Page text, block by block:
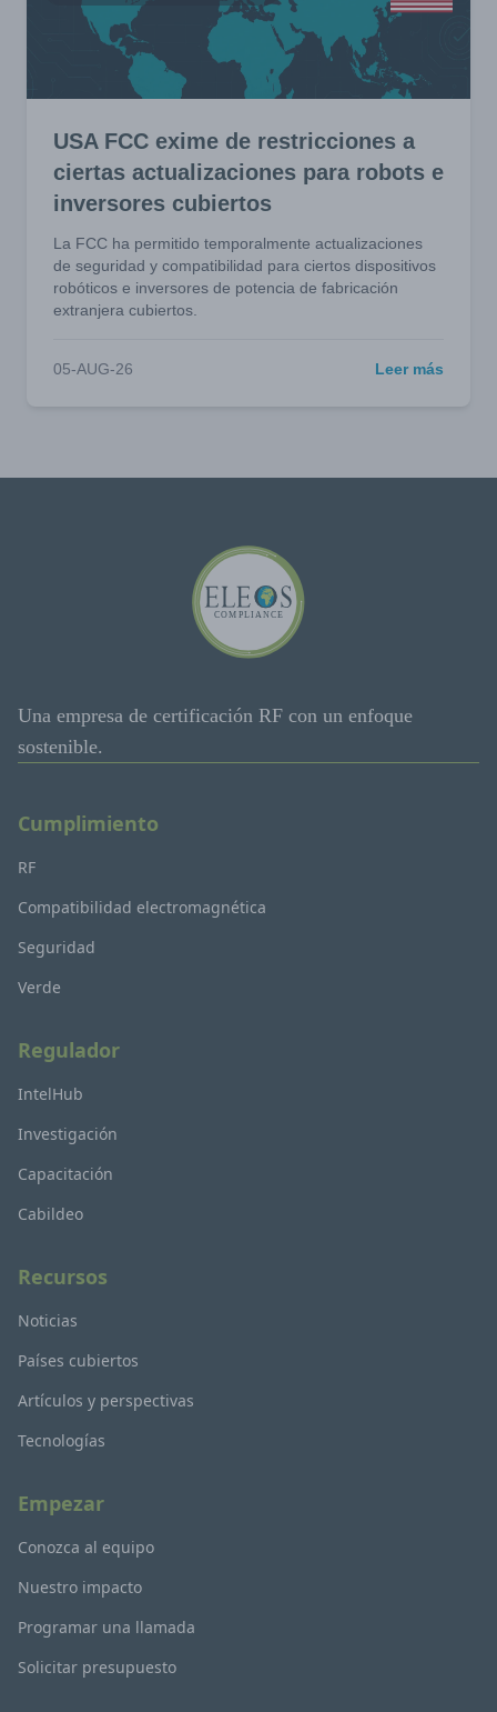
USA FCC exime de restricciones a
ciertas actualizaciones para robots e
inversores cubiertos
La FCC ha permitido temporalmente actualizaciones
de seguridad y compatibilidad para ciertos dispositivos
robóticos e inversores de potencia de fabricación
extranjera cubiertos.
05-AUG-26 Leer más
Una empresa de certificación RF con un enfoque
sostenible.
Cumplimiento
RF
Compatibilidad electromagnética
Seguridad
Verde
Regulador
IntelHub
Investigación
Capacitación
Cabildeo
Recursos
Noticias
Países cubiertos
Artículos y perspectivas
Tecnologías
Empezar
Conozca al equipo
Nuestro impacto
Programar una llamada
Solicitar presupuesto